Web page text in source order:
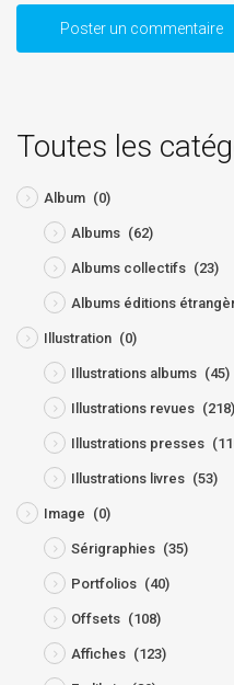
Toutes les
Album (0)
Albums (62)
Albums collectifs (23)
Albums éditions
Illustration (0)
Illustrations albums (45)
Illustrations revues (218)
Illustrations presses
Illustrations livres (53)
Image (0)
Sérigraphies (35)
Portfolios (40)
Offsets (108)
Affiches (123)